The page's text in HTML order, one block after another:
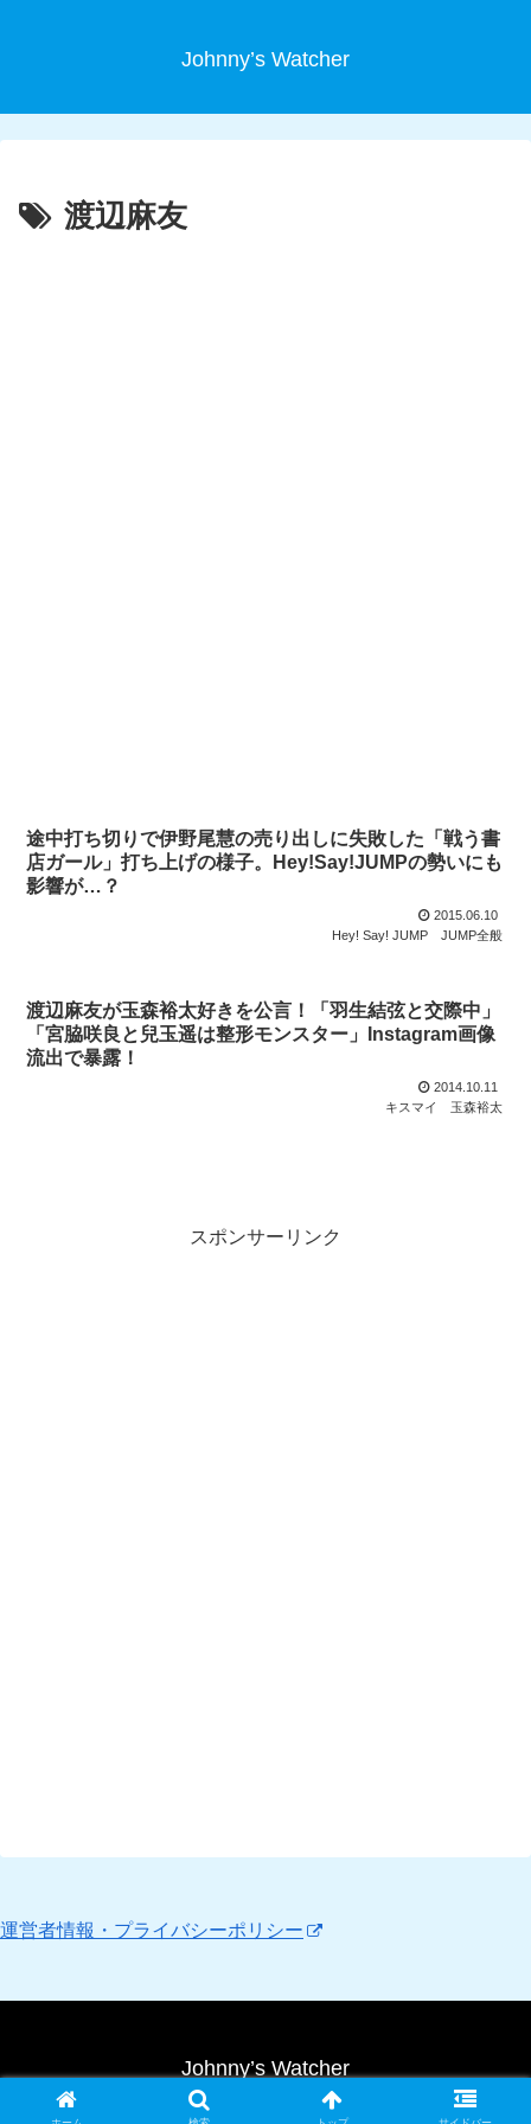
Johnny’s Watcher
渡辺麻友
途中打ち切りで伊野尾慧の売り出しに失敗した「戦う書
店ガール」打ち上げの様子。Hey!Say!JUMPの勢いにも
影響が…？
2015.06.10
Hey! Say! JUMP
JUMP全般
渡辺麻友が玉森裕太好きを公言！「羽生結弦と交際中」
「宮脇咲良と兒玉遥は整形モンスター」Instagram画像
流出で暴露！
2014.10.11
キスマイ
玉森裕太
スポンサーリンク
運営者情報・プライバシーポリシー
Johnny’s Watcher
Copyright © 2010 Johnny’s Watcher All Rights Reserved.